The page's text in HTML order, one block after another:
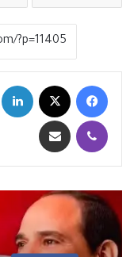
فيسبوك
ڤايبر مشاركة عبر البريد